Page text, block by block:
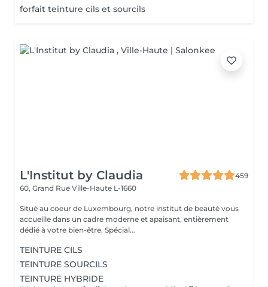
forfait teinture cils et sourcils
L'Institut by Claudia
459
60, Grand Rue Ville-Haute L-1660
Situé au coeur de Luxembourg, notre institut de beauté vous
accueille dans un cadre moderne et apaisant, entièrement
dédié à votre bien-être. Spécial...
TEINTURE CILS
TEINTURE SOURCILS
TEINTURE HYBRIDE